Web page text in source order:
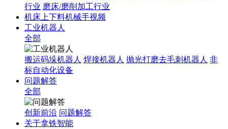
行业 磨床/磨削加工行业
机床上下料机械手视频
工业机器人
全部
搬运码垛机器人 焊接机器人 抛光打磨去毛刺机器人 非
标自动化设备
问题解答
全部
创新前沿 问题解答
关于拿铁智能